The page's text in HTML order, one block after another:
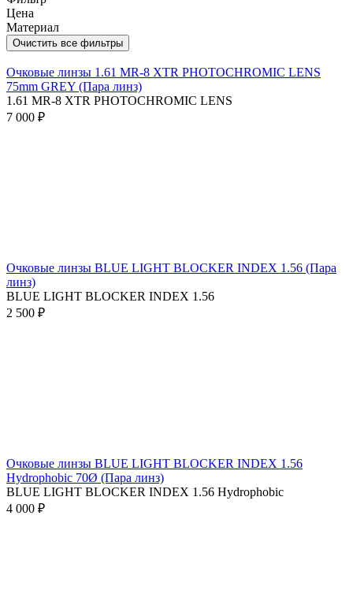
Цена
Материал
Очистить все фильтры
Очковые линзы 1.61 MR-8 XTR PHOTOCHROMIC LENS
75mm GREY (Пара линз)
1.61 MR-8 XTR PHOTOCHROMIC LENS
7 000 ₽
Очковые линзы BLUE LIGHT BLOCKER INDEX 1.56 (Пара
линз)
BLUE LIGHT BLOCKER INDEX 1.56
2 500 ₽
Очковые линзы BLUE LIGHT BLOCKER INDEX 1.56
Hydrophobic 70Ø (Пара линз)
BLUE LIGHT BLOCKER INDEX 1.56 Hydrophobic
4 000 ₽